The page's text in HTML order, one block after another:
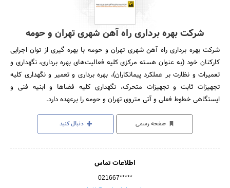
شرکت بهره برداری راه آهن شهری تهران و حومه
شرکت بهره برداری راه آهن شهری تهران و حومه با بهره گیری از توان اجرایی
کارکنان خود (به عنوان هسته مرکزی کلیه فعالیت‌های بهره برداری، نگهداری و
تعمیرات و نظارت بر عملکرد پیمانکاران)، بهره برداری و تعمیر و نگهداری کلیه
تجهیزات ثابت و تجهیزات متحرک، نگهداری کلیه فضا‌ها و ابنیه فنی و
ایستگاهی خطوط فعلی و آتی متروی تهران و حومه را برعهده دارد.
صفحه رسمی دنبال کنید
اطلاعات تماس
021667*****